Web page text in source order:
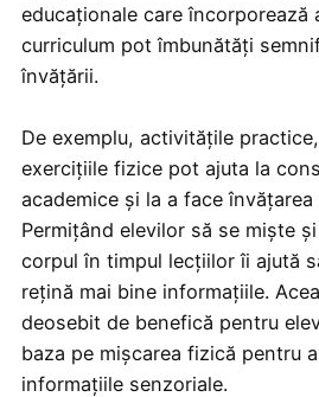
educaționale care
curriculum pot îmbunătăți
învățării.
De exemplu, activitățile
exercițiile fizice pot ajuta la
academice și la a face
Permițând elevilor să se miște
corpul în timpul lecțiilor îi ajută
rețină mai bine informațiile.
deosebit de benefică pentru
baza pe mișcarea fizică pentru
informațiile senzoriale.